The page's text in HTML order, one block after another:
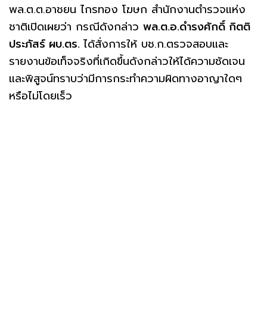
พล.ต.ต.อาชยน ไกรทอง โฆษก สำนักงานตำรวจแห่ง
ชาติเปิดเผยว่า กรณีดังกล่าว พล.ต.อ.ดำรงศักดิ์ กิตติ
ประภัสร์ ผบ.ตร. ได้สั่งการให้ บช.ก.ตรวจสอบและ
รายงานข้อเท็จจริงที่เกิดขึ้นดังกล่าวให้ได้ความชัดเจน
และพิสูจน์ทราบว่ามีการกระทำความผิดทางอาญาใดๆ
หรือไม่โดยเร็ว